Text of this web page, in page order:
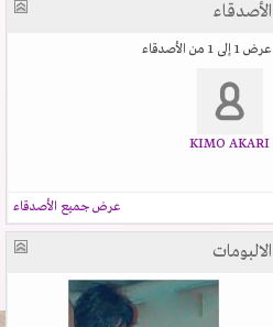
الأصدقاء
عرض 1 إلى 1 من الأصدقاء
KIMO AKARI
عرض جميع الأصدقاء
الالبومات